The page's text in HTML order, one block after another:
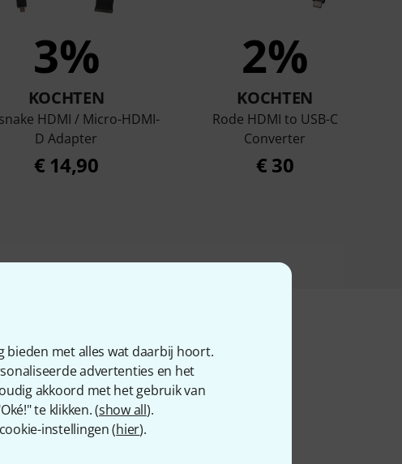
bieden met alles wat daarbij hoort.
advertenties en het
akkoord met het gebruik van
te klikken. (show all).
instellingen (hier).
3%
KOCHTEN
HDMI / Micro-HDMI-
D Adapter
€ 14,90
2%
KOCHTEN
Rode HDMI to USB-C
Converter
€ 30